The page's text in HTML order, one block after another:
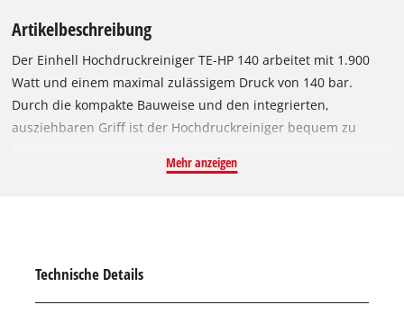
Artikelbeschreibung
Der Einhell Hochdruckreiniger TE-HP 140 arbeitet mit 1.900
Watt und einem maximal zulässigem Druck von 140 bar.
Durch die kompakte Bauweise und den integrierten,
ausziehbaren Griff ist der Hochdruckreiniger bequem zu
Hochdruckreiniger schaltet automatisch ein und aus und ist
der Hochdruckreiniger durch das modulare Quick-Couple-
System. Der Druck und die Stärke des Wasserstrahls wird
Mehr anzeigen
Technische Details